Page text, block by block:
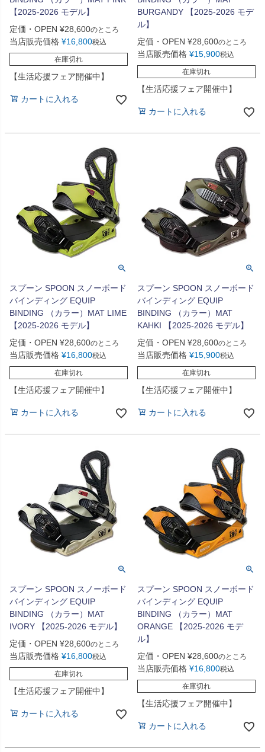
【2025-2026 モデル】
定価・OPEN ¥28,600のところ
当店販売価格 ¥16,800税込
在庫切れ
【生活応援フェア開催中】
カートに入れる
BURGANDY 【2025-2026 モデ
ル】
定価・OPEN ¥28,600のところ
当店販売価格 ¥15,900税込
在庫切れ
【生活応援フェア開催中】
カートに入れる
スプーン SPOON スノーボード
バインディング EQUIP
BINDING （カラー）MAT LIME
【2025-2026 モデル】
定価・OPEN ¥28,600のところ
当店販売価格 ¥16,800税込
在庫切れ
【生活応援フェア開催中】
カートに入れる
スプーン SPOON スノーボード
バインディング EQUIP
BINDING （カラー）MAT
KAHKI 【2025-2026 モデル】
定価・OPEN ¥28,600のところ
当店販売価格 ¥15,900税込
在庫切れ
【生活応援フェア開催中】
カートに入れる
スプーン SPOON スノーボード
バインディング EQUIP
BINDING （カラー）MAT
IVORY 【2025-2026 モデル】
定価・OPEN ¥28,600のところ
当店販売価格 ¥16,800税込
在庫切れ
【生活応援フェア開催中】
カートに入れる
スプーン SPOON スノーボード
バインディング EQUIP
BINDING （カラー）MAT
ORANGE 【2025-2026 モデ
ル】
定価・OPEN ¥28,600のところ
当店販売価格 ¥16,800税込
在庫切れ
【生活応援フェア開催中】
カートに入れる